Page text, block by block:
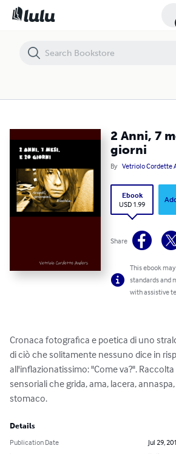
2 Anni, 7
giorni
By Vetriolo Cordette
Ebook
USD 1.99
Share
This ebook
standards and
with assistive
Cronaca fotografica e poetica di uno
di ciò che solitamente nessuno dice in
all'inflazionatissimo: "Come va?".
sensoriali che grida, ama, lacera,
stomaco.
Details
Publication Date
Jul 29,
2 Anni, 7 mesi, e 20 giorni